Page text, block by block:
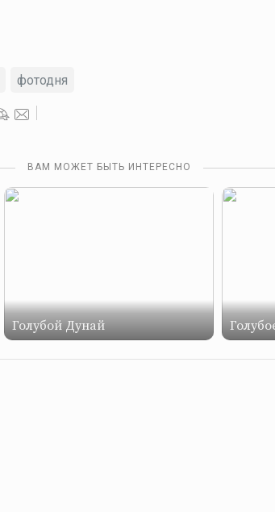
фотодня
ВАМ МОЖЕТ БЫТЬ ИНТЕРЕСНО
Голубой Дунай